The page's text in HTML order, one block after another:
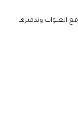
العبوات وتدميرها